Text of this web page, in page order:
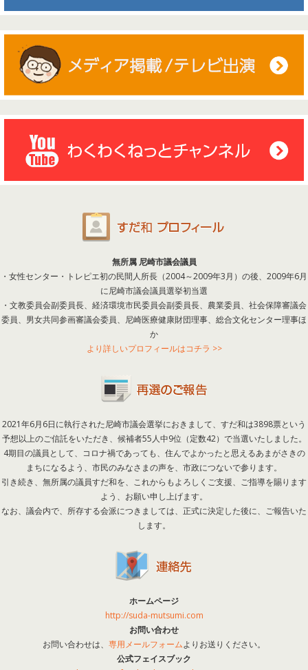
無所属 尼崎市議会議員
・女性センター・トレピエ初の民間人所長（2004～2009年3月）の後、2009年6月
に尼崎市議会議員選挙初当選
・文教委員会副委員長、経済環境市民委員会副委員長、農業委員、社会保障審議会
委員、男女共同参画審議会委員、尼崎医療健康財団理事、総合文化センター理事ほ
か
より詳しいプロフィールはコチラ >>
2021年6月6日に執行された尼崎市議会選挙におきまして、すだ和は3898票という
予想以上のご信託をいただき、候補者55人中9位（定数42）で当選いたしました。
4期目の議員として、コロナ禍であっても、住んでよかったと思えるあまがさきの
まちになるよう、市民のみなさまの声を、市政につないで参ります。
引き続き、無所属の議員すだ和を、これからもよろしくご支援、ご指導を賜ります
よう、お願い申し上げます。
なお、議会内で、所存する会派につきましては、正式に決定した後に、ご報告いた
します。
ホームページ
http://suda-mutsumi.com
お問い合わせ
お問い合わせは、 専用メールフォームよりお送りください。
公式フェイスブック